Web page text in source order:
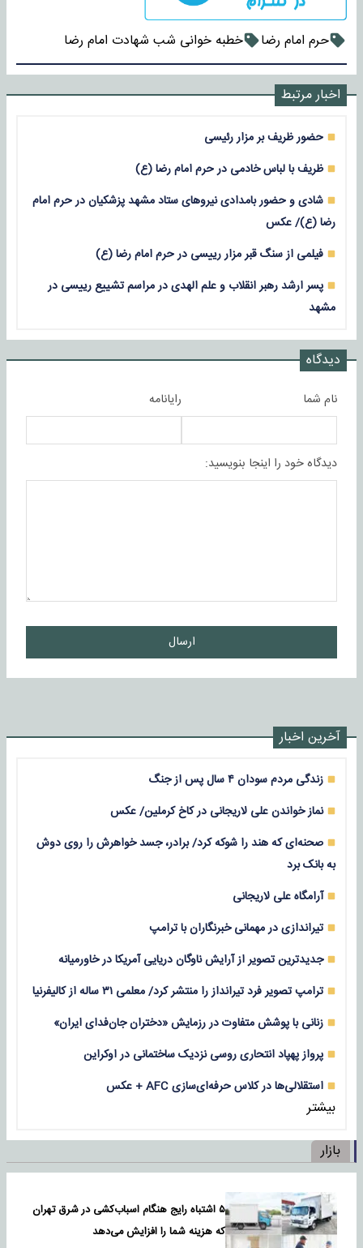
حرم امام رضا خطبه خوانی شب شهادت امام رضا
اخبار مرتبط
حضور ظریف بر مزار رئیسی
ظریف با لباس خادمی در حرم امام رضا (ع)
شادی و حضور بامدادی نیروهای ستاد مشهد پزشکیان در حرم امام
رضا (ع)/ عکس
فیلمی از سنگ قبر مزار رییسی در حرم امام رضا (ع)
پسر ارشد رهبر انقلاب و علم الهدی در مراسم تشییع رییسی در
مشهد
دیدگاه
نام شما رایانامه
دیدگاه خود را اینجا بنویسید:
ارسال
آخرین اخبار
زندگی مردم سودان ۴ سال پس از جنگ
نماز خواندن علی لاریجانی در کاخ کرملین/ عکس
صحنه‌ای که هند را شوکه کرد/ برادر، جسد خواهرش را روی دوش
به بانک برد
آرامگاه علی لاریجانی
تیراندازی در مهمانی خبرنگاران با ترامپ
جدیدترین تصویر از آرایش ناوگان دریایی آمریکا در خاورمیانه
ترامپ تصویر فرد تیرانداز را منتشر کرد/ معلمی ۳۱ ساله از کالیفرنیا
زنانی با پوشش متفاوت در رزمایش «دختران جان‌فدای ایران»
پرواز پهپاد انتحاری روسی نزدیک ساختمانی در اوکراین
استقلالی‌ها در کلاس حرفه‌ای‌سازی AFC + عکس
بیشتر
بازار
۵ اشتباه رایج هنگام اسباب‌کشی در شرق تهران
که هزینه شما را افزایش می‌دهد